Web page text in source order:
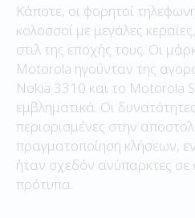
Κάποτε, οι φορητοί
κολοσσοί με μεγάλες
στιλ της εποχής τους. Οι
Motorola ηγούνταν της
Nokia 3310 και το Motorola
εμβληματικά. Οι
περιορισμένες στην
πραγματοποίηση κλήσεων,
ήταν σχεδόν ανύπαρκτες σε
πρότυπα.